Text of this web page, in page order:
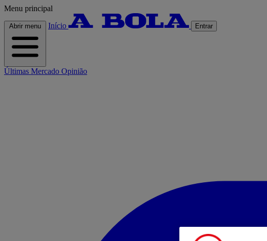
Menu principal
Abrir menu Início Entrar
Últimas Mercado Opinião